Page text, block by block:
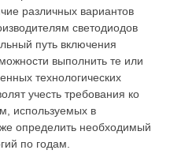
различных вариантов
светодиодов
путь включения
выполнить те или
технологических
учесть требования ко
используемых в
определить необходимый
по годам.